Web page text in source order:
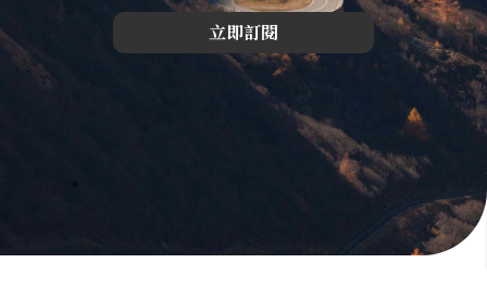
立即訂閱